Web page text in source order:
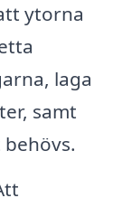
ytorna
laga
samt